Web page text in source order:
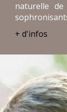
naturelle
+ d'infos